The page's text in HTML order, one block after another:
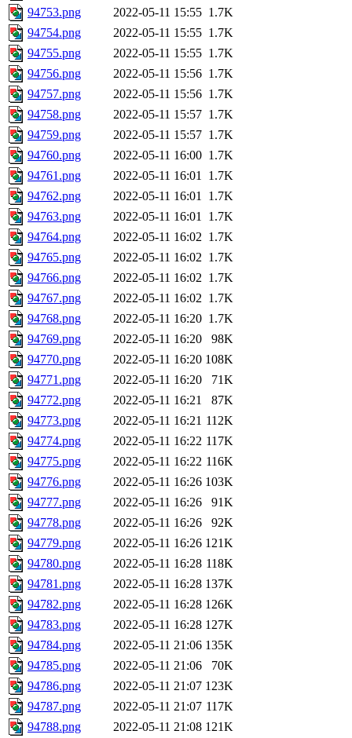
94753.png
2022-05-11 15:55 1.7K
94754.png
2022-05-11 15:55 1.7K
94755.png
2022-05-11 15:55 1.7K
94756.png
2022-05-11 15:56 1.7K
94757.png
2022-05-11 15:56 1.7K
94758.png
2022-05-11 15:57 1.7K
94759.png
2022-05-11 15:57 1.7K
94760.png
2022-05-11 16:00 1.7K
94761.png
2022-05-11 16:01 1.7K
94762.png
2022-05-11 16:01 1.7K
94763.png
2022-05-11 16:01 1.7K
94764.png
2022-05-11 16:02 1.7K
94765.png
2022-05-11 16:02 1.7K
94766.png
2022-05-11 16:02 1.7K
94767.png
2022-05-11 16:02 1.7K
94768.png
2022-05-11 16:20 1.7K
94769.png
2022-05-11 16:20
98K
94770.png
2022-05-11 16:20 108K
94771.png
2022-05-11 16:20
71K
94772.png
2022-05-11 16:21
87K
94773.png
2022-05-11 16:21 112K
94774.png
2022-05-11 16:22 117K
94775.png
2022-05-11 16:22 116K
94776.png
2022-05-11 16:26 103K
94777.png
2022-05-11 16:26
91K
94778.png
2022-05-11 16:26
92K
94779.png
2022-05-11 16:26 121K
94780.png
2022-05-11 16:28 118K
94781.png
2022-05-11 16:28 137K
94782.png
2022-05-11 16:28 126K
94783.png
2022-05-11 16:28 127K
94784.png
2022-05-11 21:06 135K
94785.png
2022-05-11 21:06
70K
94786.png
2022-05-11 21:07 123K
94787.png
2022-05-11 21:07 117K
94788.png
2022-05-11 21:08 121K